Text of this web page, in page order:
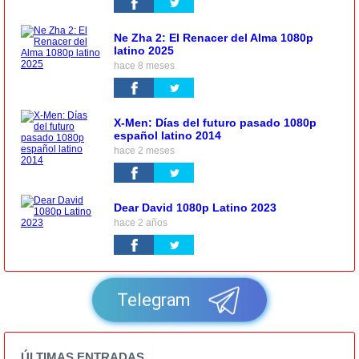
Ne Zha 2: El Renacer del Alma 1080p
latino 2025
hace 8 meses
X-Men: Días del futuro pasado 1080p
español latino 2014
hace 2 meses
Dear David 1080p Latino 2023
hace 2 años
Telegram